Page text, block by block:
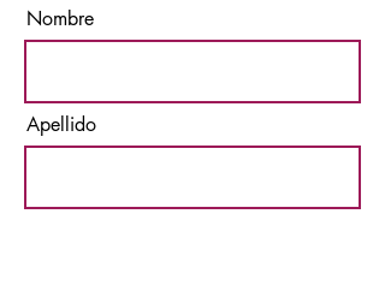
Nombre
Apellido